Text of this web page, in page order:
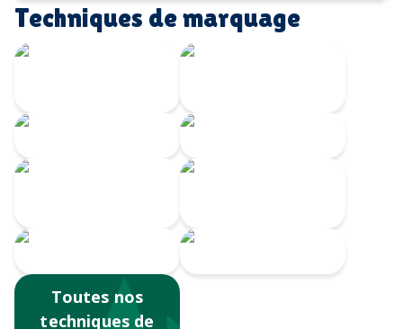
Techniques de marquage
Toutes nos
techniques de